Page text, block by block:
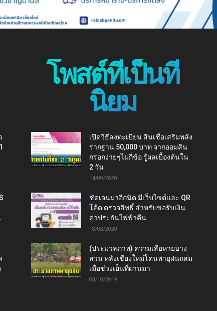
โพสต์ที่เป็นที่
นิยม
เปิดวิธีลงทะเบียน สินเชื่อเสริมพลัง
รากฐาน 50,000 บาท จากออมสิน
กรอกง่ายๆไม่กี่ข้อ รู้ผลเบื้องต้นใน
2 วัน
14/09/2020
ชัดเจนมาอีกนิด มีเว็บไซต์และ QR
โค้ด ตรวจสิทธิ์ สำหรับขอรับเงิน
ค่าประกันไฟฟ้าคืน
18/03/2020
(ประมวลภาพ) ความเสียหายบาง
ส่วน หลังเชียงใหม่โดนพายุฝนถล่ม
เมื่อช่วงเย็นที่ผ่านมา
04/10/2019